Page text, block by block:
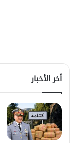
أخر الأخبار